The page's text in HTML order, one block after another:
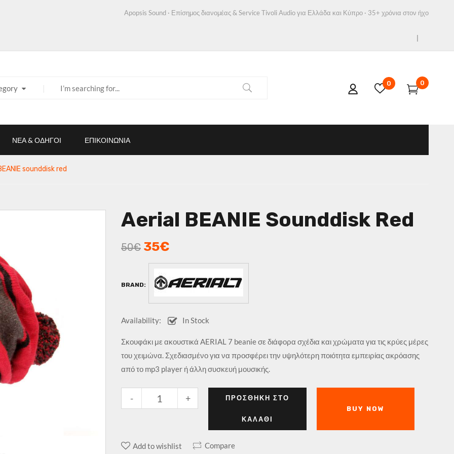
Apopsis Sound · Επίσημος διανομέας & Service Tivoli Audio για Ελλάδα και Κύπρο · 35+ χρόνια στον ήχο
0 0
ΝΕΑ & ΟΔΗΓΟΙ ΕΠΙΚΟΙΝΩΝΙΑ
sounddisk red
Aerial BEANIE Sounddisk Red
50€ 35€
BRAND:
Availability: In Stock
Σκουφάκι με ακουστικά AERIAL 7 beanie σε διάφορα σχέδια και χρώματα για τις κρύες μέρες
του χειμώνα. Σχεδιασμένο για να προσφέρει την υψηλότερη ποιότητα εμπειρίας ακρόασης
από το mp3 player ή άλλη συσκευή μουσικής.
+
- ΠΡΟΣΘΉΚΗ ΣΤΟ
ΚΑΛΆΘΙ
BUY NOW
Add to wishlist Compare